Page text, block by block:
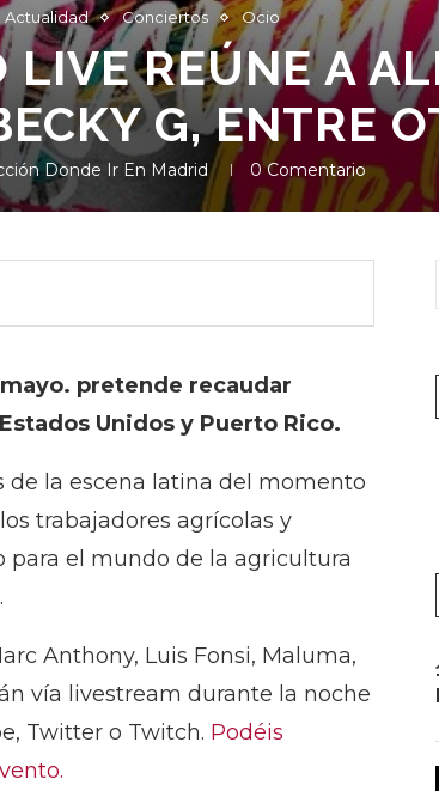
Actualidad Conciertos Ocio
REÚNE A
G, ENTRE
Donde Ir En Madrid 0 Comentario
pretende recaudar
Unidos y Puerto Rico.
de la escena latina del momento
trabajadores agrícolas y
para el mundo de la agricultura
.
Anthony, Luis Fonsi, Maluma,
vía livestream durante la noche
Twitter o Twitch. Podéis